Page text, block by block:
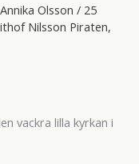
Annika Olsson / 25
Nilsson Piraten,
vackra lilla kyrkan i